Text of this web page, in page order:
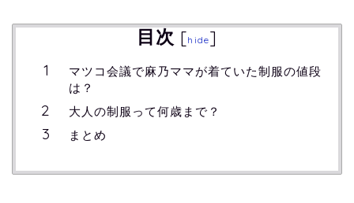
目次 [hide]
マツコ会議で麻乃ママが着ていた制服の値段
は？
大人の制服って何歳まで？
まとめ